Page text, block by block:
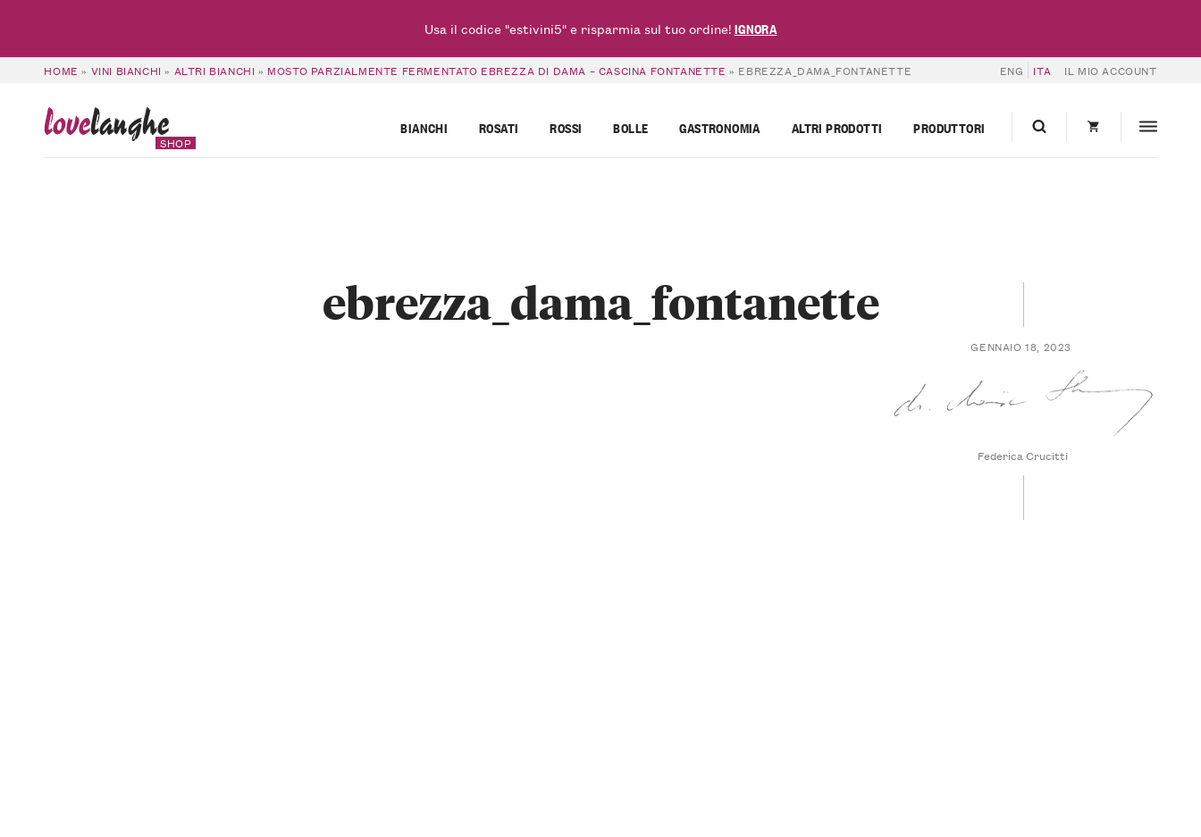
HOME » VINI BIANCHI » ALTRI BIANCHI » MOSTO PARZIALMENTE FERMENTATO EBREZZA DI DAMA – CASCINA FONTANETTE » EBREZZA_DAMA_FONTANETTE ENG ITA IL MIO ACCOUNT
lovelanghe
SHOP
BIANCHI ROSATI ROSSI BOLLE GASTRONOMIA ALTRI PRODOTTI PRODUTTORI
ebrezza_dama_fontanette
GENNAIO 18, 2023
Federica Crucitti
Usa il codice "estivini5" e risparmia sul tuo ordine!IGNORA